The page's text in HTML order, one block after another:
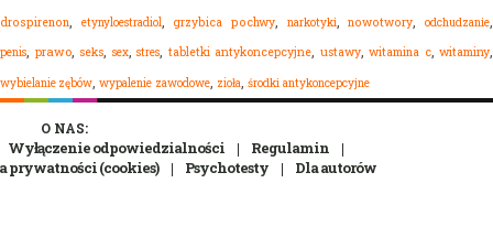
drospirenon etynyloestradiol grzybica pochwy narkotyki ,nowotwory ,odchudzanie
penis prawo, seks sex, stres tabletki antykoncepcyjne ustawy, witamina c, witaminy
wybielanie zębów wypalenie zawodowe zioła środki antykoncepcyjne
O NAS:
Wyłączenie odpowiedzialności
Regulamin
prywatności (cookies)
Psychotesty Dla autorów